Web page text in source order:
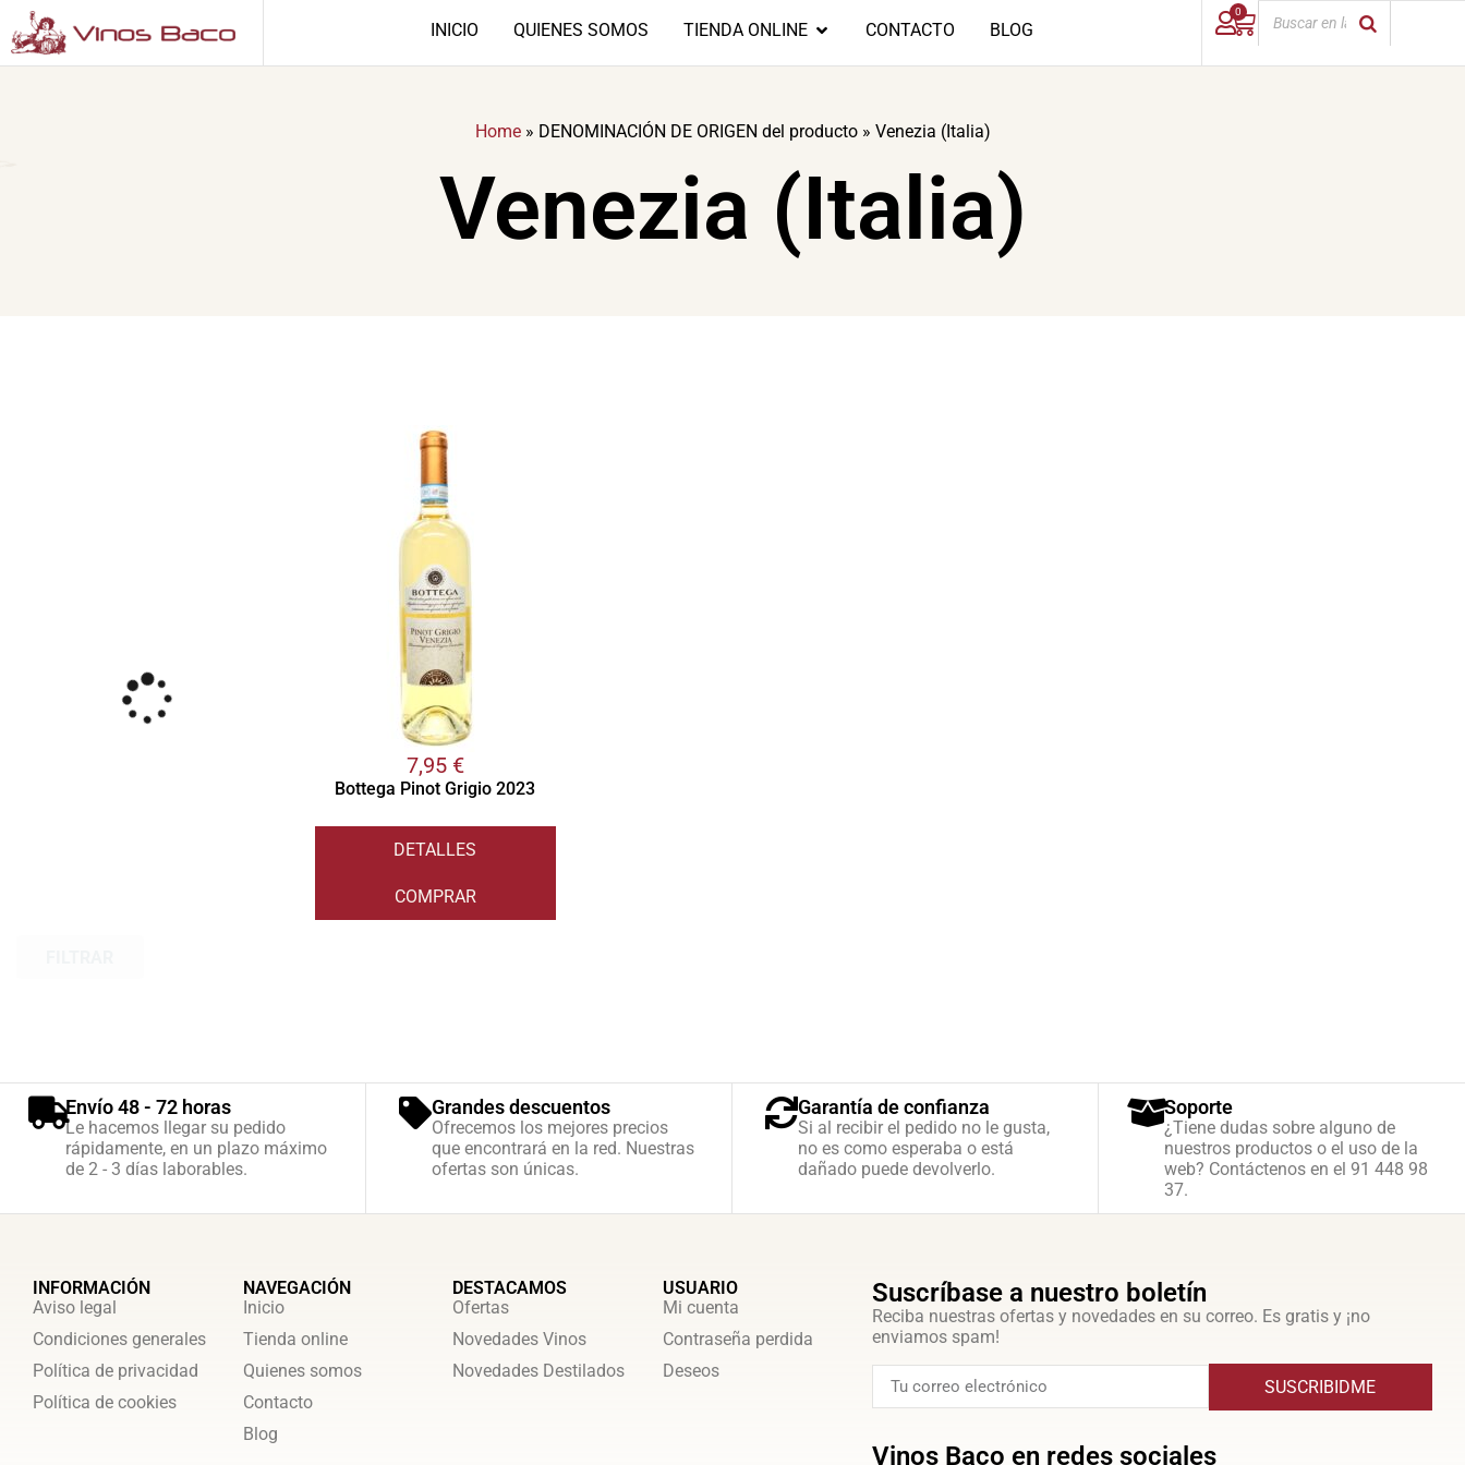
INICIO QUIENES SOMOS TIENDA ONLINE CONTACTO BLOG
0
Home» DENOMINACIÓN DE ORIGEN del producto» Venezia (Italia)
Venezia (Italia)
7,95 €
Bottega Pinot Grigio 2023
DETALLES
COMPRAR
Envío 48 - 72 horas
Le hacemos llegar su pedido
rápidamente, en un plazo máximo
de 2 - 3 días laborables.
Grandes descuentos
Ofrecemos los mejores precios
que encontrará en la red. Nuestras
ofertas son únicas.
Garantía de confianza
Si al recibir el pedido no le gusta,
no es como esperaba o está
dañado puede devolverlo.
Soporte
¿Tiene dudas sobre alguno de
nuestros productos o el uso de la
web? Contáctenos en el 91 448 98
37.
INFORMACIÓN
Aviso legal
Condiciones generales
Política de privacidad
Política de cookies
NAVEGACIÓN
Inicio
Tienda online
Quienes somos
Contacto
Blog
DESTACAMOS
Ofertas
Novedades Vinos
Novedades Destilados
USUARIO
Mi cuenta
Contraseña perdida
Deseos
Suscríbase a nuestro boletín
Reciba nuestras ofertas y novedades en su correo. Es gratis y ¡no
enviamos spam!
SUSCRIBIDME
Vinos Baco en redes sociales